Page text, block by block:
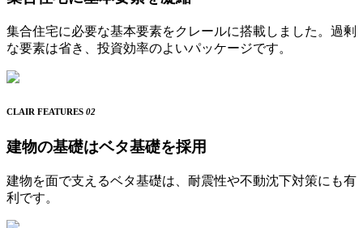
集合住宅に必要な基本要素をクレールに搭載しました。過剰
な要素は省き、投資効率のよいパッケージです。
CLAIR FEATURES 02
建物の基礎はベタ基礎を採用
建物を面で支えるベタ基礎は、耐震性や不動沈下対策にも有
利です。